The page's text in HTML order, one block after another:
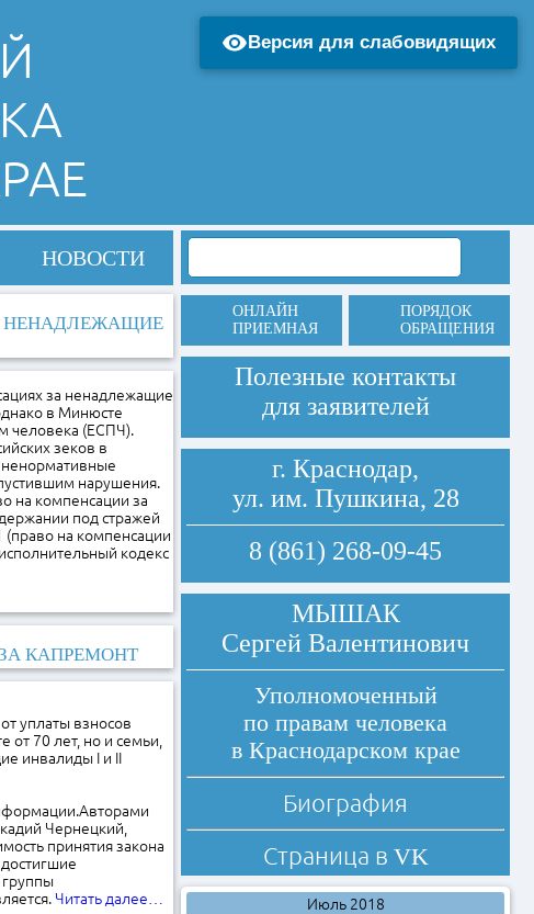
НОВОСТИ
НЕНАДЛЕЖАЩИЕ
за ненадлежащие
в Минюсте
человека (ЕСПЧ).
зеков в
ненормативные
нарушения.
на компенсации за
под стражей
на компенсации
кодекс
КАПРЕМОНТ
уплаты взносов
от 70 лет, но и семьи,
инвалиды I и II
Чернецкий,
принятия закона
группы
Читать далее…
ОНЛАЙН
ПРИЕМНАЯ
ПОРЯДОК
ОБРАЩЕНИЯ
Полезные контакты
для заявителей
г. Краснодар,
ул. им. Пушкина, 28
8 (861) 268-09-45
МЫШАК
Сергей Валентинович
Уполномоченный
по правам человека
в Краснодарском крае
Биография
Страница в VK
Июль 2018
Версия для слабовидящих